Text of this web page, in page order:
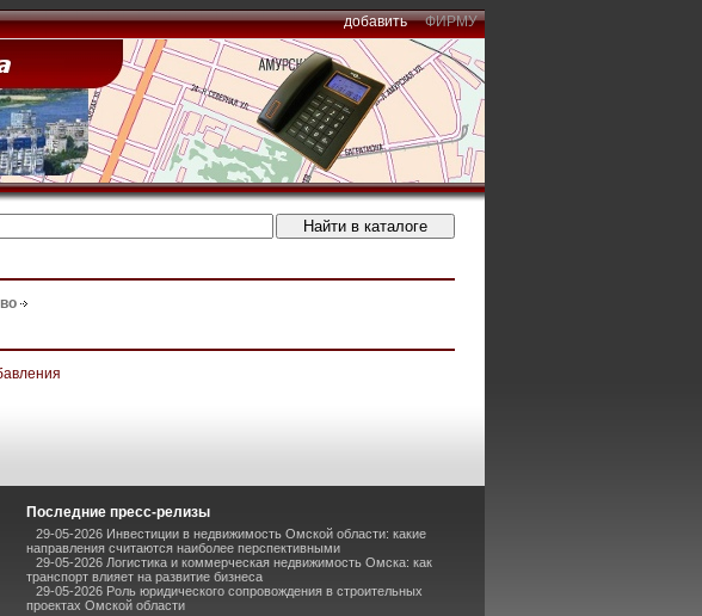
добавить ФИРМУ
Последние пресс-релизы
29-05-2026 Инвестиции в недвижимость Омской области: какие
направления считаются наиболее перспективными
29-05-2026 Логистика и коммерческая недвижимость Омска: как
транспорт влияет на развитие бизнеса
29-05-2026 Роль юридического сопровождения в строительных
проектах Омской области